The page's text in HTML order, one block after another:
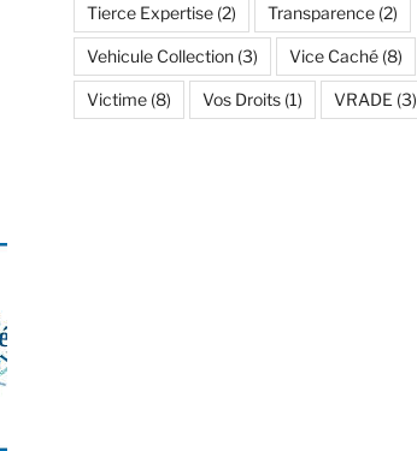
Tierce Expertise(2) Transparence(2)
Vehicule Collection(3) Vice Caché(8)
Victime(8) Vos Droits(1) VRADE (3)